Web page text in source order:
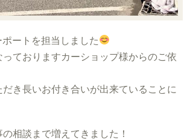
ポートを担当しました
ておりますカーショップ様からのご依
き長いお付き合いが出来ていることに
相談まで増えてきました！